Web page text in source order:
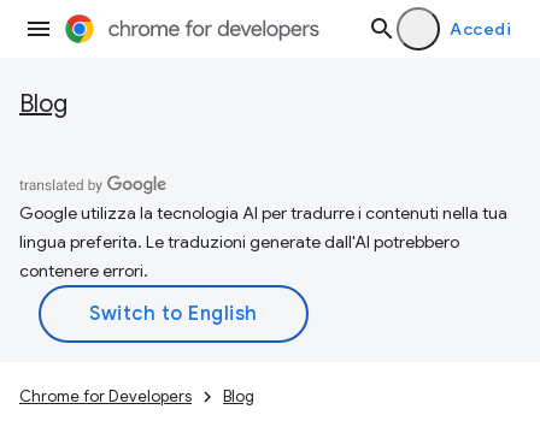
Accedi
Blog
Google utilizza la tecnologia AI per tradurre i contenuti nella tua
lingua preferita. Le traduzioni generate dall'AI potrebbero
contenere errori.
Chrome for Developers Blog